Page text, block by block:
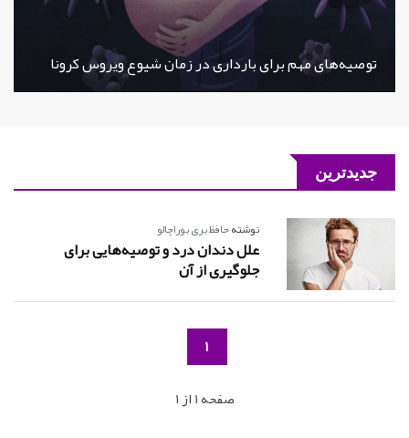
توصیه‌های مهم برای بارداری در زمان شیوع ویروس کرونا
جدیدترین
نوشتهحافظ بری بوراچالو
علل دندان درد و توصیه‌هایی برای
جلوگیری از آن
1
صفحه 1 از 1